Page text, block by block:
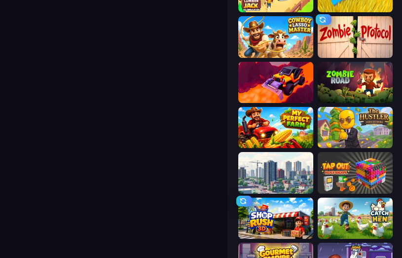
Lumberjack 3D Simulator Harvesting Season
Cowboy Lasso Master Zombie Protocol
Sand King Zombie Road
My Perfect Farm The Hustler
SuperCity 3D Tap Out: Block Escape
Shop Rush 3D Catch the Hen